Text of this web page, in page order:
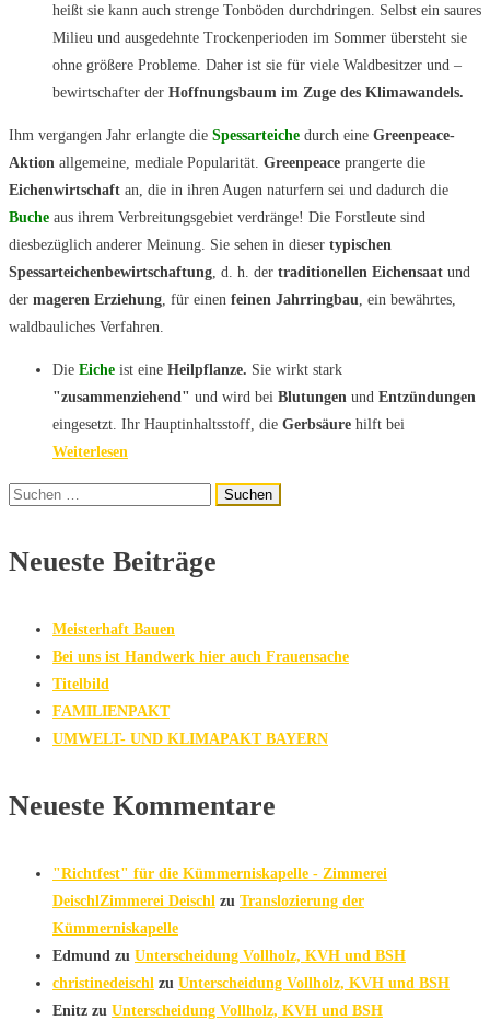
heißt sie kann auch strenge Tonböden durchdringen. Selbst ein saures
Milieu und ausgedehnte Trockenperioden im Sommer übersteht sie
ohne größere Probleme. Daher ist sie für viele Waldbesitzer und –
bewirtschafter der Hoffnungsbaum im Zuge des Klimawandels.
Ihm vergangen Jahr erlangte die Spessarteiche durch eine Greenpeace-
Aktion allgemeine, mediale Popularität. Greenpeace prangerte die
Eichenwirtschaft an, die in ihren Augen naturfern sei und dadurch die
Buche aus ihrem Verbreitungsgebiet verdränge! Die Forstleute sind
diesbezüglich anderer Meinung. Sie sehen in dieser typischen
Spessarteichenbewirtschaftung , d. h. der traditionellen Eichensaat und
der mageren Erziehung , für einen feinen Jahrringbau , ein bewährtes,
waldbauliches Verfahren.
Die Eiche ist eine Heilpflanze. Sie wirkt stark
"zusammenziehend" und wird bei Blutungen und Entzündungen
eingesetzt. Ihr Hauptinhaltsstoff, die Gerbsäure hilft bei
Weiterlesen
Suchen
Neueste Beiträge
Meisterhaft Bauen
Bei uns ist Handwerk hier auch Frauensache
Titelbild
FAMILIENPAKT
UMWELT- UND KLIMAPAKT BAYERN
Neueste Kommentare
"Richtfest" für die Kümmerniskapelle - Zimmerei
DeischlZimmerei Deischl zu Translozierung der
Kümmerniskapelle
Edmund zu Unterscheidung Vollholz, KVH und BSH
christinedeischl zu Unterscheidung Vollholz, KVH und BSH
Enitz zu Unterscheidung Vollholz, KVH und BSH